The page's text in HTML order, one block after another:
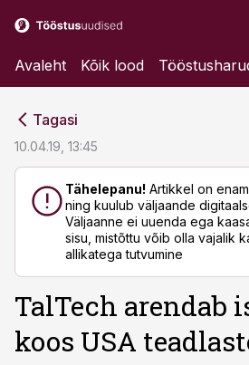
Avaleht Kõik lood
Tagasi
10.04.19, 13:45
Tähelepanu! Artikkel on
ning kuulub väljaande
Väljaanne ei uuenda ega
sisu, mistõttu võib olla vajalik
allikatega tutvumine
TalTech arendab
koos USA